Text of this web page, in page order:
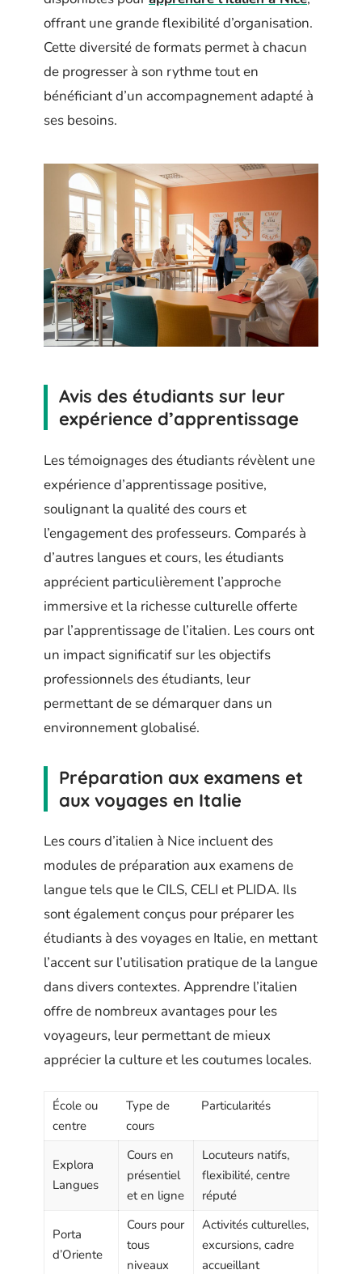
offrant une grande flexibilité d’organisation.
Cette diversité de formats permet à chacun
de progresser à son rythme tout en
bénéficiant d’un accompagnement adapté à
ses besoins.
Avis des étudiants sur leur
expérience d’apprentissage
Les témoignages des étudiants révèlent une
expérience d’apprentissage positive,
soulignant la qualité des cours et
l’engagement des professeurs. Comparés à
d’autres langues et cours, les étudiants
apprécient particulièrement l’approche
immersive et la richesse culturelle offerte
par l’apprentissage de l’italien. Les cours ont
un impact significatif sur les objectifs
professionnels des étudiants, leur
permettant de se démarquer dans un
environnement globalisé.
Préparation aux examens et
aux voyages en Italie
Les cours d’italien à Nice incluent des
modules de préparation aux examens de
langue tels que le CILS, CELI et PLIDA. Ils
sont également conçus pour préparer les
étudiants à des voyages en Italie, en mettant
l’accent sur l’utilisation pratique de la langue
dans divers contextes. Apprendre l’italien
offre de nombreux avantages pour les
voyageurs, leur permettant de mieux
apprécier la culture et les coutumes locales.
École ou
centre
Type de
cours
Particularités
Explora
Langues
Cours en
présentiel
et en ligne
Locuteurs natifs,
flexibilité, centre
réputé
Porta
d’Oriente
Cours pour
tous
niveaux
Activités culturelles,
excursions, cadre
accueillant